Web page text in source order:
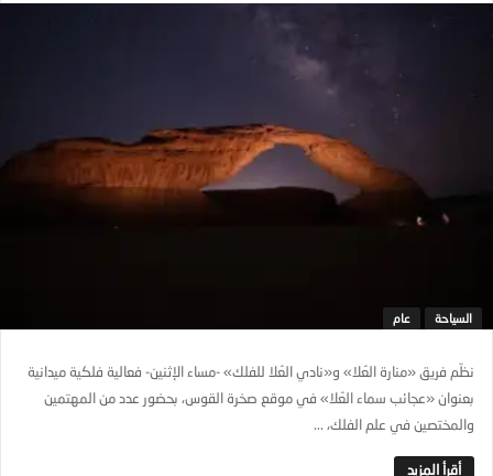
السياحة عام
نظّم فريق «منارة العُلا» و«نادي العُلا للفلك» -مساء الإثنين- فعالية فلكية ميدانية
بعنوان «عجائب سماء العُلا» في موقع صخرة القوس، بحضور عدد من المهتمين
والمختصين في علم الفلك، ...